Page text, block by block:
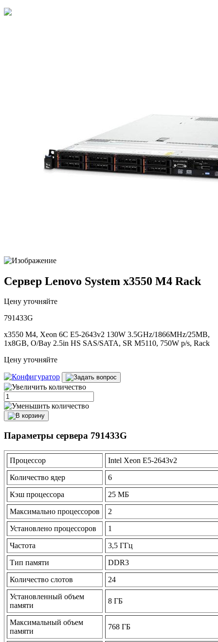
Сервер Lenovo System x3550 M4 Rack
Цену уточняйте
791433G
x3550 M4, Xeon 6C E5-2643v2 130W 3.5GHz/1866MHz/25MB,
1x8GB, O/Bay 2.5in HS SAS/SATA, SR M5110, 750W p/s, Rack
Цену уточняйте
Параметры сервера 791433G
Процессор Intel Xeon E5-2643v2
Количество ядер 6
Кэш процессора 25 МБ
Максимально процессоров 2
Установлено процессоров 1
Частота 3,5 ГГц
Тип памяти DDR3
Количество слотов 24
Установленный объем
памяти
8 ГБ
Максимальный объем
памяти
768 ГБ